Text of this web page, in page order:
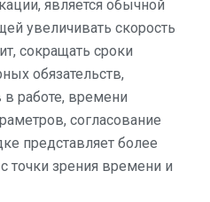
является обычной
увеличивать скорость
сокращать сроки
обязательств,
в работе, времени
согласование
представляет более
точки зрения времени и